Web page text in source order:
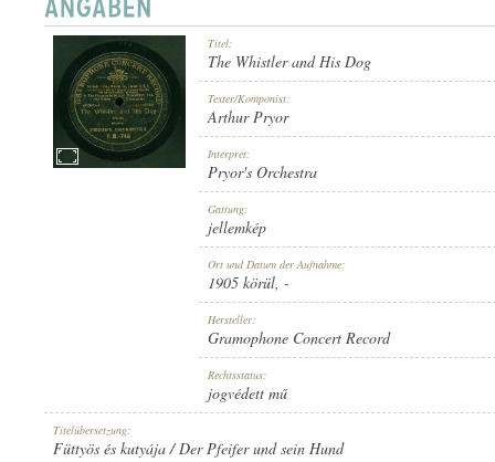
JELLEMKÉP
1905 KÖRÜL
GRAMOPHONE CONCERT RECORD
Titel:
The Whistler and His Dog
Texter/Komponist:
Arthur Pryor
Interpret:
Pryor's Orchestra
Gattung:
jellemkép
Ort und Datum der Aufnahme:
1905 körül, -
Hersteller:
Gramophone Concert Record
Rechtsstatus:
jogvédett mű
Titelübersetzung:
Füttyös és kutyája / Der Pfeifer und sein Hund